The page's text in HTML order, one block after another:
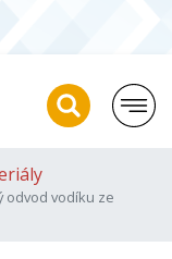
odvod vodíku ze